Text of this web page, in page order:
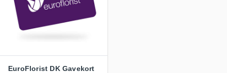
EuroFlorist DK Gavekort